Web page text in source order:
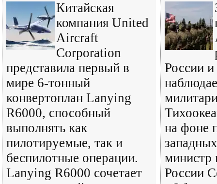
Китайская
компания United
Aircraft
Corporation
представила первый в
мире 6-тонный
конвертоплан Lanying
R6000, способный
выполнять как
пилотируемые, так и
беспилотные операции.
Lanying R6000 сочетает
России
на фоне
министр
России